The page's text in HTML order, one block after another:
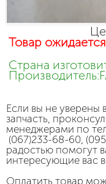
Товар ожидается
Страна
Если вы не уверены
запчасть,
менеджерами по
(067)233-68-60,
радостью помогут
интересующие вас
Оплатить товар